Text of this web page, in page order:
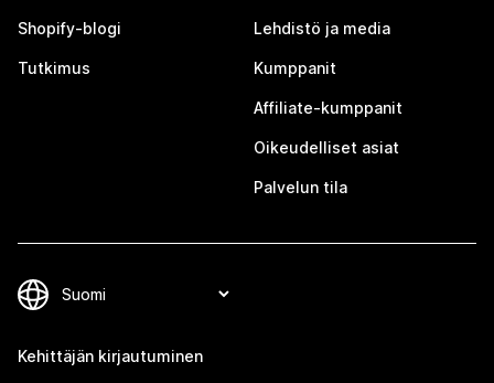
Shopify-blogi
Tutkimus
Lehdistö ja media
Kumppanit
Affiliate-kumppanit
Oikeudelliset asiat
Palvelun tila
Kehittäjän kirjautuminen